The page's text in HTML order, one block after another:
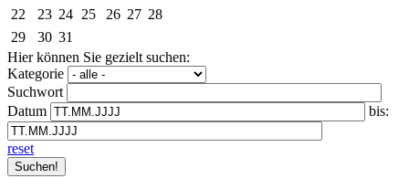
22
23 24 25 26 27 28
29
30 31
Hier können Sie gezielt suchen:
Kategorie
Suchwort
Datum
bis:
reset